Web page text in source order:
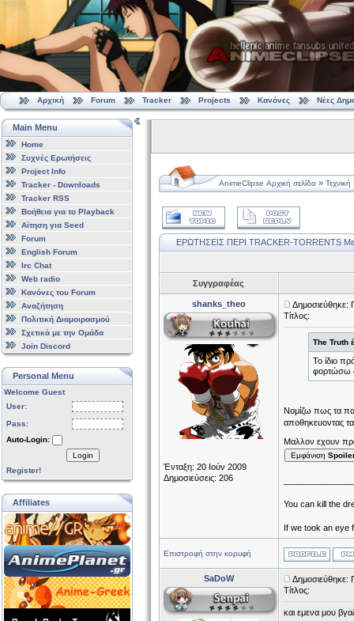
Αρχική Forum Tracker Projects Κανόνες Νέες
Main Menu
Home
Συχνές Ερωτήσεις
Project Info
Tracker - Downloads
Tracker RSS
Βοήθεια για το Playback
Αίτηση για Seed
Forum
English Forum
Irc Chat
Web radio
Κανόνες του Forum
Αναζήτηση
Πολιτική Διαμοιρασμού
Σχετικά με την Ομάδα
Join Discord
Personal Menu
Welcome Guest
User:
Pass:
Auto-Login:
Login
Register!
Affiliates
AnimeClipse Αρχική σελίδα »
ΕΡΩΤΗΣΕΙΣ ΠΕΡΙ TRACKER-TORRENTS
Συγγραφέας
shanks_theo
Ένταξη: 20 Ιούν 2009
Δημοσιεύσεις: 206
Δημοσιεύθηκε:
Τίτλος:
The Truth
Το ίδιο
φορτώσω
Νομίζω πως τα
αποθηκευοντας
Μαλλον εχουν
Εμφάνιση
You can kill the
If we took an eye
Επιστροφή στην κορυφή
SaDoW
Δημοσιεύθηκε:
Τίτλος:
και εμενα μου